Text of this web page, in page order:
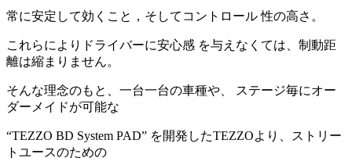
常に安定して効くこと，そしてコントロール 性の高さ。
これらによりドライバーに安心感 を与えなくては、制動距
離は縮まりません。
そんな理念のもと、一台一台の車種や、 ステージ毎にオー
ダーメイドが可能な
“TEZZO BD System PAD” を開発したTEZZOより、ストリー
トユースのための